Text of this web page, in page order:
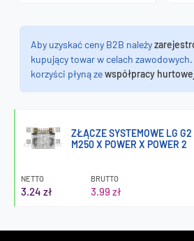
Aby uzyskać ceny B2B należy
kupujący towar w celach
korzyści płyną zewspółpracy
ZŁĄCZE SYSTEMOWE LG
M250 X POWER X POWER 2
NETTO
3.24 zł
BRUTTO
3.99 zł